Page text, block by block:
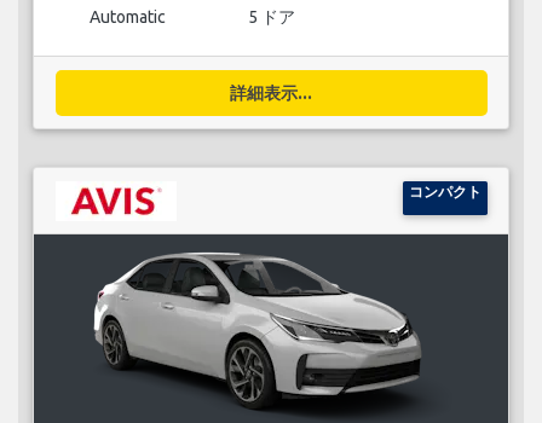
Automatic 5 ドア
詳細表示...
コンパクト